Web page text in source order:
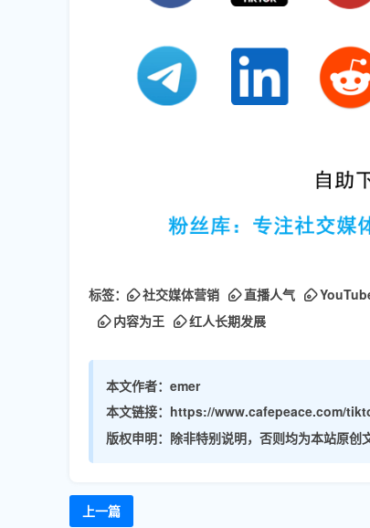
标签： 社交媒体营销 直播人气
内容为王
红人长期发展
本文作者： emer
本文链接： https://www.cafepeace.com/
版权申明： 除非特别说明，否则均为本站原创
上一篇